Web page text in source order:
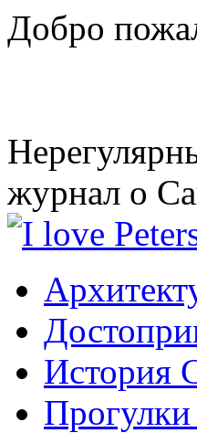
Добро
журнал о
История